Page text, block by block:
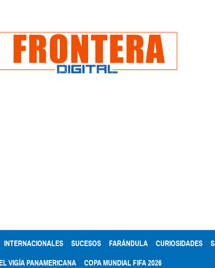
INTERNACIONALES SUCESOS FARÁNDULA CURIOSIDADES
EL VIGÍA PANAMERICANA COPA MUNDIAL FIFA 2026